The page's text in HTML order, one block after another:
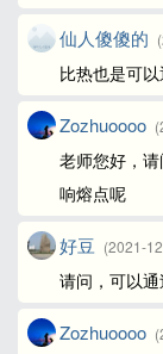
仙人傻傻的
比热也是可
Zozhuoooo
老师您好，
响熔点呢
好豆 (2021-
请问，可以
Zozhuoooo